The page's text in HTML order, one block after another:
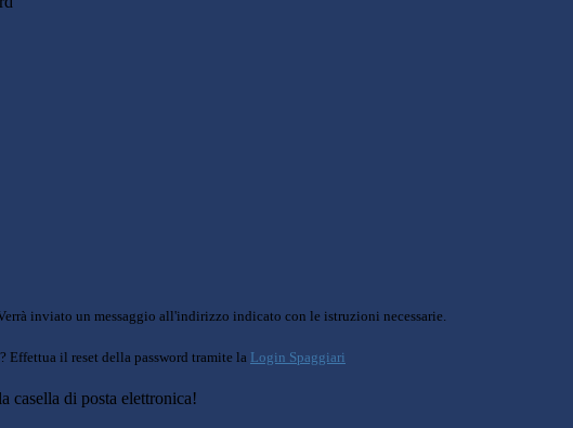
inviato un messaggio all'indirizzo indicato con le istruzioni necessarie.
Effettua il reset della password tramite la Login Spaggiari
casella di posta elettronica!